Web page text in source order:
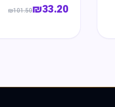
₪33.20
₪101.50